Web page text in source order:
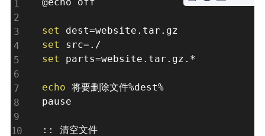
set dest=
set
src=
set
parts=website.tar.gz.*
echo 将要删除文件%dest%
pause
:: 清空文件